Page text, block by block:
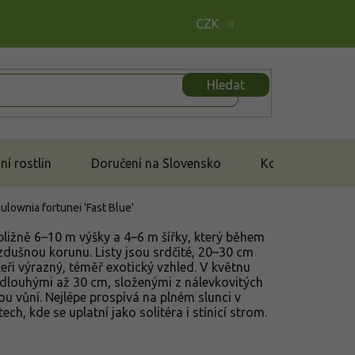
CZK
Hledat
rostlin Doručení na Slovensko Kontakt
fortunei 'Fast Blue'
6–10 m výšky a 4–6 m šířky, který během
korunu. Listy jsou srdčité, 20–30 cm
výrazný, téměř exotický vzhled. V květnu
až 30 cm, složenými z nálevkovitých
vůní. Nejlépe prospívá na plném slunci v
kde se uplatní jako solitéra i stínicí strom.